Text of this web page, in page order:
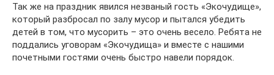
Так же на праздник явился незваный гость «Экочудище»,
который разбросал по залу мусор и пытался убедить
детей в том, что мусорить – это очень весело. Ребята не
поддались уговорам «Экочудища» и вместе с нашими
почетными гостями очень быстро навели порядок.